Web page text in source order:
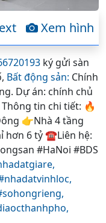
Xem hình
ký gửi sàn
Bất động sản: Chính
Dự án: chính chủ
tin chi tiết: 🔥
👉Nhà 4 tầng
hơn 6 tỷ ☎Liên hệ:
#HaNoi #BDS